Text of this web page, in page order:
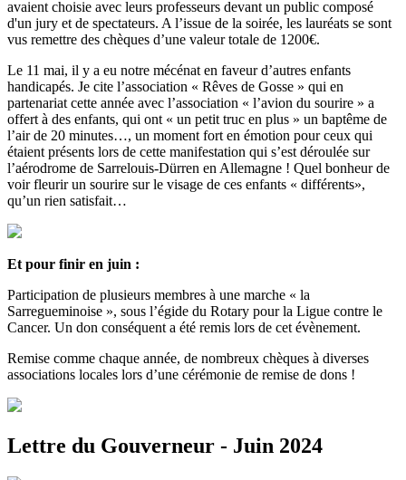
avaient choisie avec leurs professeurs devant un public composé
d'un jury et de spectateurs. A l’issue de la soirée, les lauréats se sont
vus remettre des chèques d’une valeur totale de 1200€.
Le 11 mai, il y a eu notre mécénat en faveur d’autres enfants
handicapés. Je cite l’association « Rêves de Gosse » qui en
partenariat cette année avec l’association « l’avion du sourire » a
offert à des enfants, qui ont « un petit truc en plus » un baptême de
l’air de 20 minutes…, un moment fort en émotion pour ceux qui
étaient présents lors de cette manifestation qui s’est déroulée sur
l’aérodrome de Sarrelouis-Dürren en Allemagne ! Quel bonheur de
voir fleurir un sourire sur le visage de ces enfants « différents»,
qu’un rien satisfait…
Et pour finir en juin :
Participation de plusieurs membres à une marche « la
Sarregueminoise », sous l’égide du Rotary pour la Ligue contre le
Cancer. Un don conséquent a été remis lors de cet évènement.
Remise comme chaque année, de nombreux chèques à diverses
associations locales lors d’une cérémonie de remise de dons !
Lettre du Gouverneur - Juin 2024